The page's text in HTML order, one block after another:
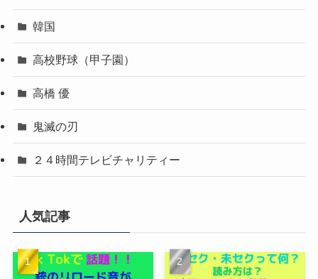
韓国
高校野球（甲子園）
高橋 優
鬼滅の刃
２４時間テレビチャリティー
人気記事